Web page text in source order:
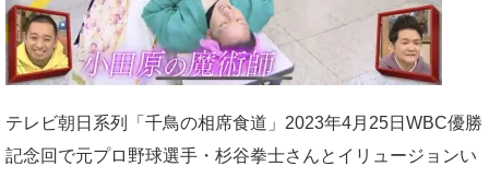
テレビ朝日系列「千鳥の相席食道」2023年4月25日WBC優勝
記念回で元プロ野球選手・杉谷拳士さんとイリュージョンい